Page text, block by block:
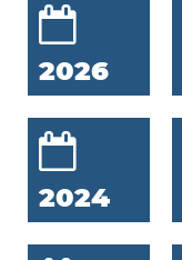
2026
2024